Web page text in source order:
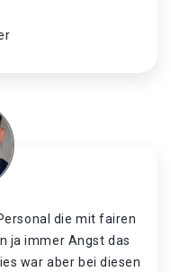
die mit fairen
ja immer Angst das
war aber bei diesen